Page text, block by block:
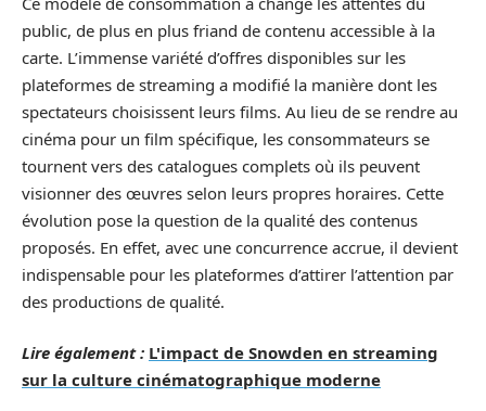
public, de plus en plus friand de contenu accessible à la
carte. L’immense variété d’offres disponibles sur les
plateformes de streaming a modifié la manière dont les
spectateurs choisissent leurs films. Au lieu de se rendre au
cinéma pour un film spécifique, les consommateurs se
tournent vers des catalogues complets où ils peuvent
visionner des œuvres selon leurs propres horaires. Cette
évolution pose la question de la qualité des contenus
proposés. En effet, avec une concurrence accrue, il devient
indispensable pour les plateformes d’attirer l’attention par
des productions de qualité.
Lire également : L'impact de Snowden en streaming
sur la culture cinématographique moderne